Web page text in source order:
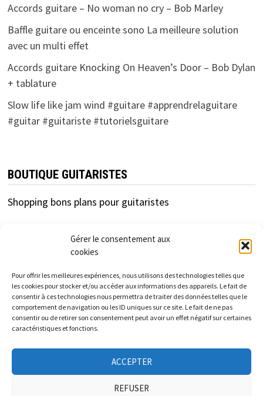
Gérer le consentement aux
cookies
Pour offrir les meilleures expériences, nous utilisons des technologies telles que
les cookies pour stocker et/ou accéder aux informations des appareils. Le fait de
consentir à ces technologies nous permettra de traiter des données telles que le
comportement de navigation ou les ID uniques sur ce site. Le fait de ne pas
consentir ou de retirer son consentement peut avoir un effet négatif sur certaines
caractéristiques et fonctions.
ACCEPTER
REFUSER
Accords guitare – No woman no cry – Bob Marley
Baffle guitare ou enceinte sono La meilleure solution
avec un multi effet
Accords guitare Knocking On Heaven’s Door – Bob Dylan
+ tablature
Slow life like jam wind #guitare #apprendrelaguitare
#guitar #guitariste #tutorielsguitare
BOUTIQUE GUITARISTES
Shopping bons plans pour guitaristes
cfc-distribution.com est un site d'information
indépendant des enseignes et marques présentées.
Les informations et tarifs donnés sur ce site sont à titre
informatif et indicatif et non contractuels.